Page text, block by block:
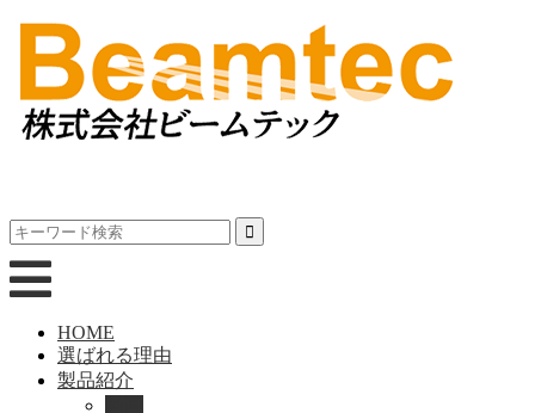
HOME
選ばれる理由
製品紹介